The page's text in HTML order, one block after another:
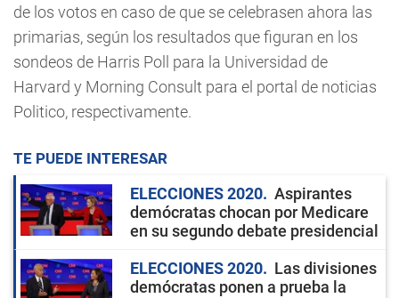
de los votos en caso de que se celebrasen ahora las
primarias, según los resultados que figuran en los
sondeos de Harris Poll para la Universidad de
Harvard y Morning Consult para el portal de noticias
Politico, respectivamente.
TE PUEDE INTERESAR
ELECCIONES 2020
Aspirantes
demócratas chocan por Medicare
en su segundo debate presidencial
ELECCIONES 2020
Las divisiones
demócratas ponen a prueba la